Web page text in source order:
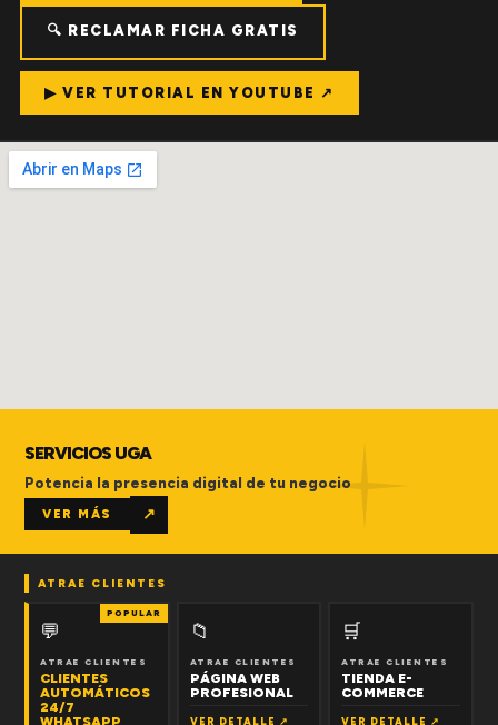
🔍 RECLAMAR FICHA GRATIS
▶ VER TUTORIAL EN YOUTUBE ↗
SERVICIOS UGA
Potencia la presencia digital de tu negocio
VER MÁS ↗
ATRAE CLIENTES
POPULAR
💬
ATRAE CLIENTES
CLIENTES
AUTOMÁTICOS
24/7
WHATSAPP
📁
ATRAE CLIENTES
PÁGINA WEB
PROFESIONAL
VER DETALLE ↗
🛒
ATRAE CLIENTES
TIENDA E-
COMMERCE
VER DETALLE ↗